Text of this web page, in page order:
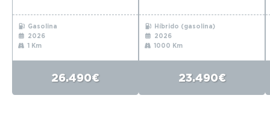
Gasolina
2026
1 Km
26.490€
Híbrido (gasolina)
2026
1000 Km
23.490€